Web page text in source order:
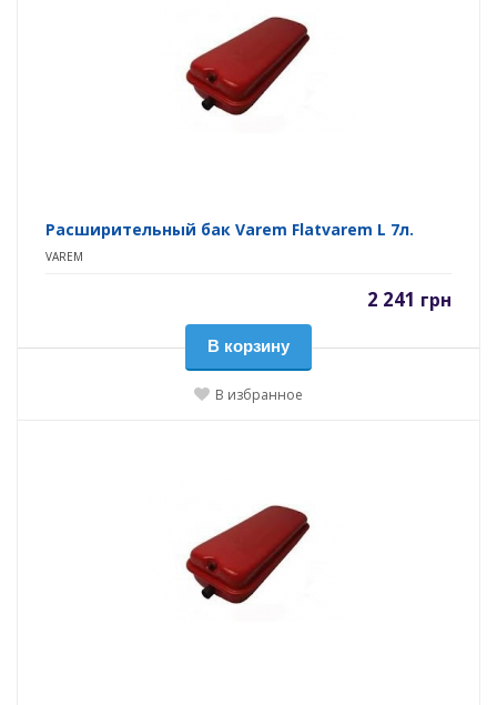
Расширительный бак Varem Flatvarem L 7л.
VAREM
2 241 грн
В корзину
В избранное